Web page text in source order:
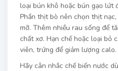
loại bún khô hoặc bún gạo lứt
Phần thịt bò nên chọn thịt
mỡ. Thêm nhiều rau sống để
chất xơ. Hạn chế hoặc loại bỏ
viên, trứng để giảm lượng calo.
Hãy cân nhắc chế biến nước